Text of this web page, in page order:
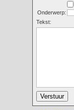
Onderwerp:
Tekst: